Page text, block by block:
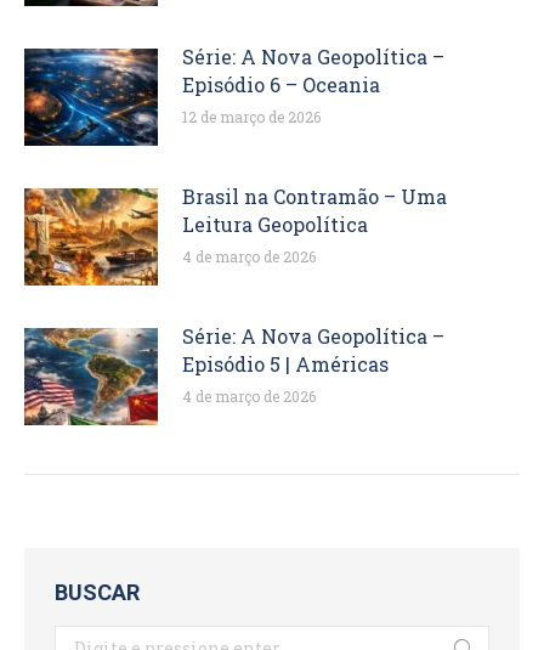
Série: A Nova Geopolítica –
Episódio 6 – Oceania
12 de março de 2026
Brasil na Contramão – Uma
Leitura Geopolítica
4 de março de 2026
Série: A Nova Geopolítica –
Episódio 5 | Américas
4 de março de 2026
BUSCAR
Search: